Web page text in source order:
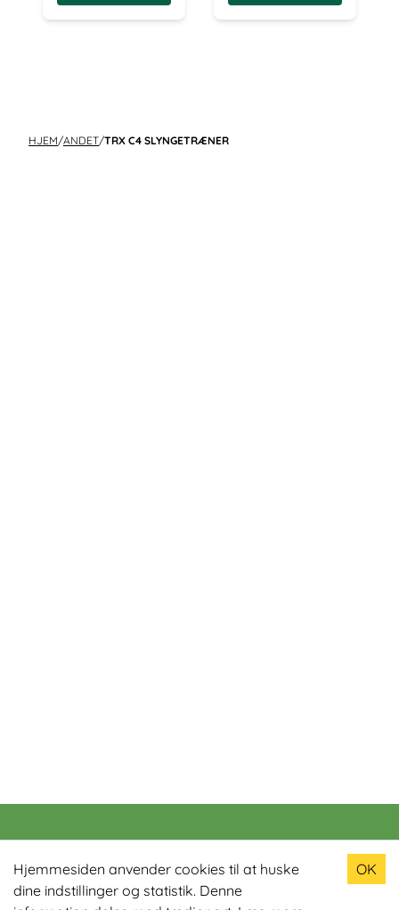
Hjemmesiden anvender cookies til at huske
dine indstillinger og statistik. Denne
OK
HJEM/ANDET/TRX C4 SLYNGETRÆNER
Populære produkter